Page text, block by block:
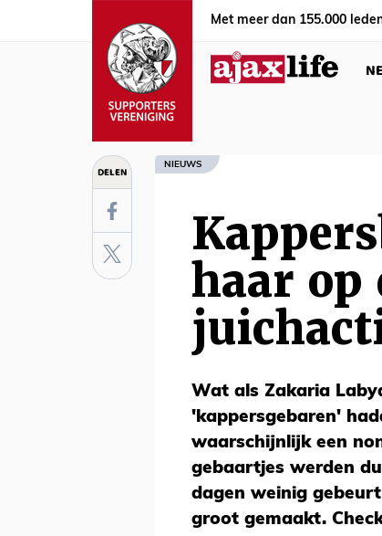
Met meer dan 155.000
DELEN NIEUWS
haar op
Wat als Zakaria
'kappersgebaren'
waarschijnlijk een
gebaartjes werden
dagen weinig
groot gemaakt.